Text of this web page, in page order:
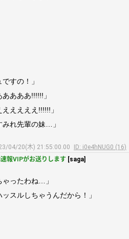
すの！」
あああ!!!!!!」
ええええ!!!!!!」
れ先輩の妹…」
04/20(木) 21:55:00.00
ID: i0e4hNUG0 (16)
報VIPがお送りします [saga]
ったわね…」
スルしちゃうんだから！」